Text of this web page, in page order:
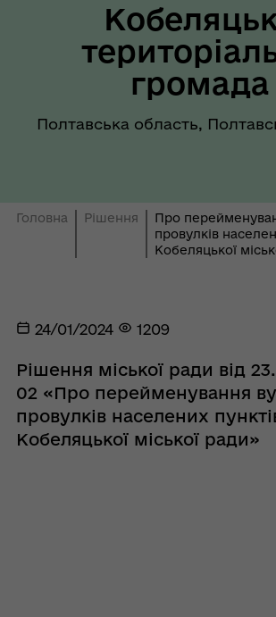
громада
Полтавська область,
Головна Рішення
Про
провулків
Кобеляцької
24/01/2024 1209
Рішення міської ради від
02 «Про перейменування
провулків населених
Кобеляцької міської ради»